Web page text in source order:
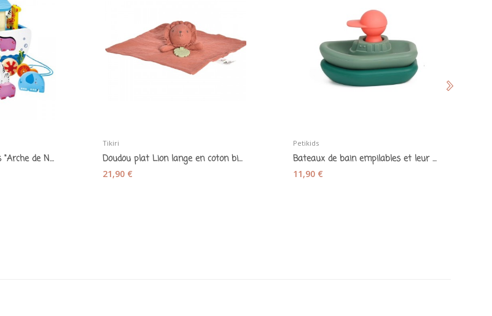
Boîte à formes en bois "Arche de Noé"
Tikiri
Doudou plat Lion lange en coton bio terracotta...
21,90 €
Petikids
Bateaux de bain empilables et leur capitaine en...
11,90 €